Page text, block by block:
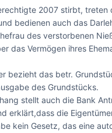
2007 stirbt, treten
bedienen auch das
des verstorbenen
das Vermögen ihres
bezieht das betr.
des Grundstücks.
stellt auch die Bank
erklärt,dass die
kein Gesetz, das eine